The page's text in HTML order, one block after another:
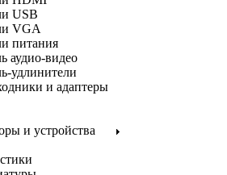
USB
VGA
питания
аудио-видео
удлинители
и адаптеры
и устройства